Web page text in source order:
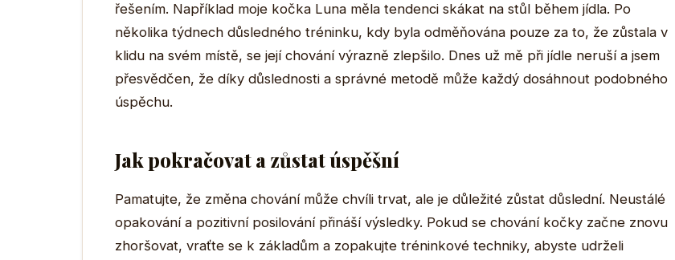
řešením. Například moje kočka Luna měla tendenci skákat na stůl během jídla. Po
několika týdnech důsledného tréninku, kdy byla odměňována pouze za to, že zůstala v
klidu na svém místě, se její chování výrazně zlepšilo. Dnes už mě při jídle neruší a jsem
přesvědčen, že díky důslednosti a správné metodě může každý dosáhnout podobného
úspěchu.
Jak pokračovat a zůstat úspěšní
Pamatujte, že změna chování může chvíli trvat, ale je důležité zůstat důslední. Neustálé
opakování a pozitivní posilování přináší výsledky. Pokud se chování kočky začne znovu
zhoršovat, vraťte se k základům a zopakujte tréninkové techniky, abyste udrželi